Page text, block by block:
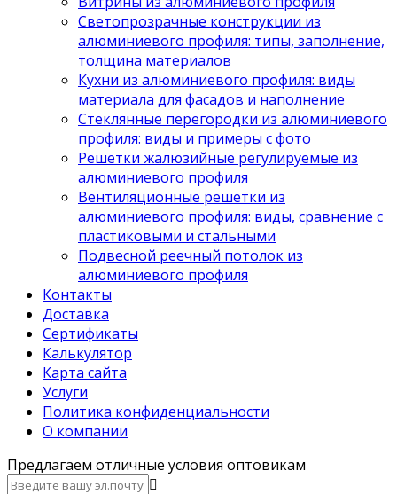
Светопрозрачные конструкции из
алюминиевого профиля: типы, заполнение,
толщина материалов
Кухни из алюминиевого профиля: виды
материала для фасадов и наполнение
Стеклянные перегородки из алюминиевого
профиля: виды и примеры с фото
Решетки жалюзийные регулируемые из
алюминиевого профиля
Вентиляционные решетки из
алюминиевого профиля: виды, сравнение с
пластиковыми и стальными
Подвесной реечный потолок из
алюминиевого профиля
Контакты
Доставка
Сертификаты
Калькулятор
Карта сайта
Услуги
Политика конфиденциальности
О компании
Предлагаем отличные условия оптовикам